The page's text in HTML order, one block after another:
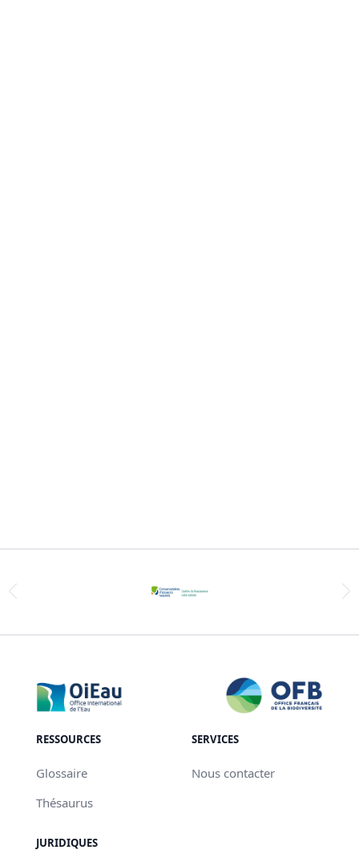
RESSOURCES
Glossaire
Thésaurus
SERVICES
Nous contacter
JURIDIQUES